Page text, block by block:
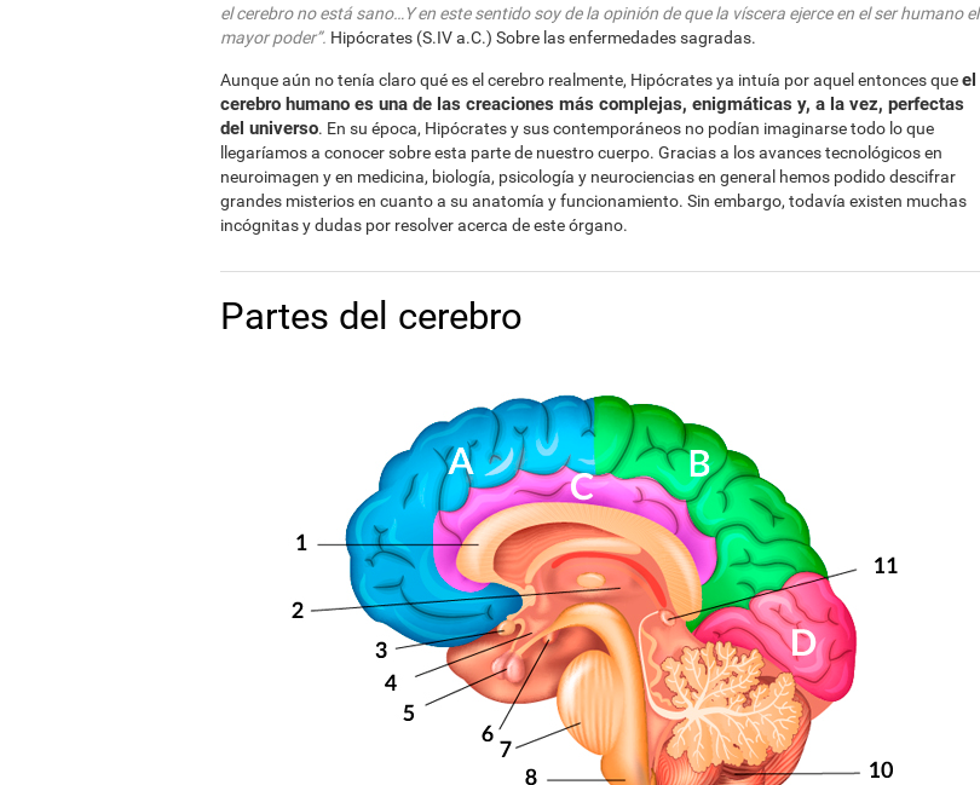
el cerebro no está sano…Y en este sentido soy de la opinión de que la víscera ejerce en el ser humano el
mayor poder”. Hipócrates (S.IV a.C.) Sobre las enfermedades sagradas.
Aunque aún no tenía claro qué es el cerebro realmente, Hipócrates ya intuía por aquel entonces queel
cerebro humano es una de las creaciones más complejas, enigmáticas y, a la vez, perfectas
del universo. En su época, Hipócrates y sus contemporáneos no podían imaginarse todo lo que
llegaríamos a conocer sobre esta parte de nuestro cuerpo. Gracias a los avances tecnológicos en
neuroimagen y en medicina, biología, psicología y neurociencias en general hemos podido descifrar
grandes misterios en cuanto a su anatomía y funcionamiento. Sin embargo, todavía existen muchas
incógnitas y dudas por resolver acerca de este órgano.
Partes del cerebro